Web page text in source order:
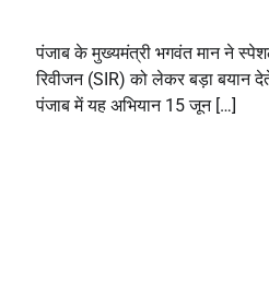
पंजाब के मुख्यमंत्री भगवंत मान ने
रिवीजन (SIR) को लेकर बड़ा बयान
पंजाब में यह अभियान 15 जून […]